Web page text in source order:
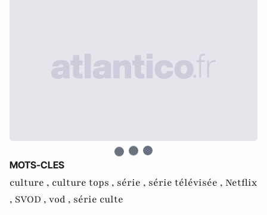
MOTS-CLES
culture , culture tops , série , série télévisée , Netflix
, SVOD , vod , série culte